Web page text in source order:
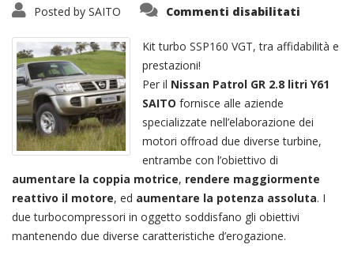
Posted by SAITO Commenti disabilitati
SSP160
VGT
Kit turbo SSP160 VGT, tra affidabilità e
prestazioni!
Per il Nissan Patrol GR 2.8 litri Y61
SAITO fornisce alle aziende
specializzate nell’elaborazione dei
motori offroad due diverse turbine,
entrambe con l’obiettivo di
aumentare la coppia motrice, rendere maggiormente
reattivo il motore, ed aumentare la potenza assoluta. I
due turbocompressori in oggetto soddisfano gli obiettivi
mantenendo due diverse caratteristiche d’erogazione.